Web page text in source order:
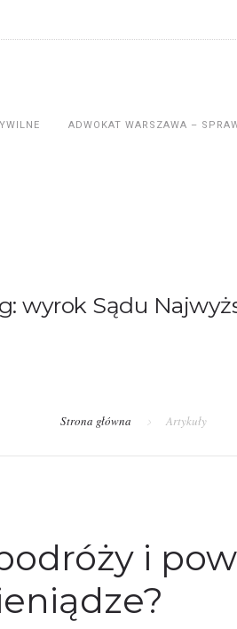
ADWOKAT WARSZAWA –
wyrok Sądu
Strona główna Artykuły
i